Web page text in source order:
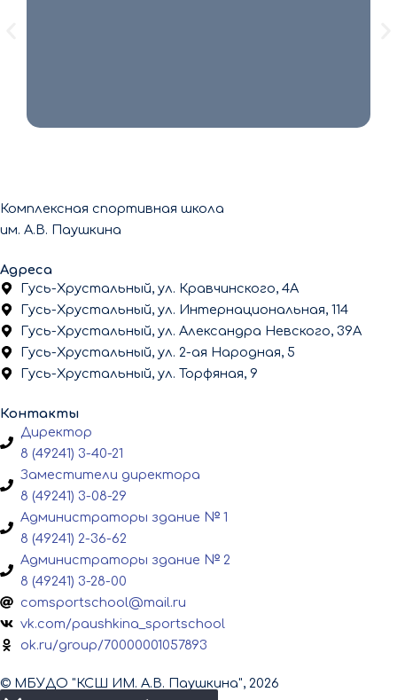
Комплексная спортивная школа
им. А.В. Паушкина
Адреса
Гусь-Хрустальный, ул. Кравчинского, 4А
Гусь-Хрустальный, ул. Интернациональная, 114
Гусь-Хрустальный, ул. Александра Невского, 39А
Гусь-Хрустальный, ул. 2-ая Народная, 5
Гусь-Хрустальный, ул. Торфяная, 9
Контакты
Директор
8 (49241) 3-40-21
Заместители директора
8 (49241) 3-08-29
Администраторы здание № 1
8 (49241) 2-36-62
Администраторы здание № 2
8 (49241) 3-28-00
comsportschool@mail.ru
vk.com/paushkina_sportschool
ok.ru/group/70000001057893
© МБУДО "КСШ ИМ. А.В. Паушкина", 2026